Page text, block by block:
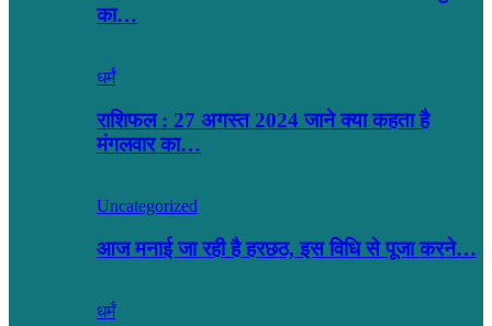
का…
धर्मं
राशिफल : 27 अगस्त 2024 जाने क्या कहता है
मंगलवार का…
Uncategorized
आज मनाई जा रही है हरछठ, इस विधि से पूजा करने…
धर्मं